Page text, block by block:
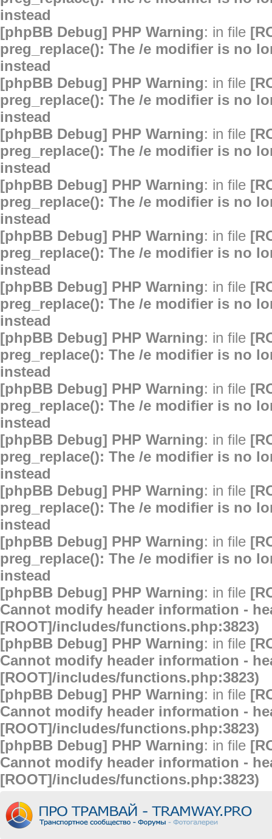
instead
[phpBB Debug] PHP Warning: in file
preg_replace(): The /e modifier is no
instead
[phpBB Debug] PHP Warning: in file
preg_replace(): The /e modifier is no
instead
[phpBB Debug] PHP Warning: in file
preg_replace(): The /e modifier is no
instead
[phpBB Debug] PHP Warning: in file
preg_replace(): The /e modifier is no
instead
[phpBB Debug] PHP Warning: in file
preg_replace(): The /e modifier is no
instead
[phpBB Debug] PHP Warning: in file
preg_replace(): The /e modifier is no
instead
[phpBB Debug] PHP Warning: in file
preg_replace(): The /e modifier is no
instead
[phpBB Debug] PHP Warning: in file
preg_replace(): The /e modifier is no
instead
[phpBB Debug] PHP Warning: in file
preg_replace(): The /e modifier is no
instead
[phpBB Debug] PHP Warning: in file
preg_replace(): The /e modifier is no
instead
[phpBB Debug] PHP Warning: in file
preg_replace(): The /e modifier is no
instead
[phpBB Debug] PHP Warning: in file
Cannot modify header information -
[ROOT]/includes/functions.php:3823)
[phpBB Debug] PHP Warning: in file
Cannot modify header information -
[ROOT]/includes/functions.php:3823)
[phpBB Debug] PHP Warning: in file
Cannot modify header information -
[ROOT]/includes/functions.php:3823)
[phpBB Debug] PHP Warning: in file
Cannot modify header information -
[ROOT]/includes/functions.php:3823)